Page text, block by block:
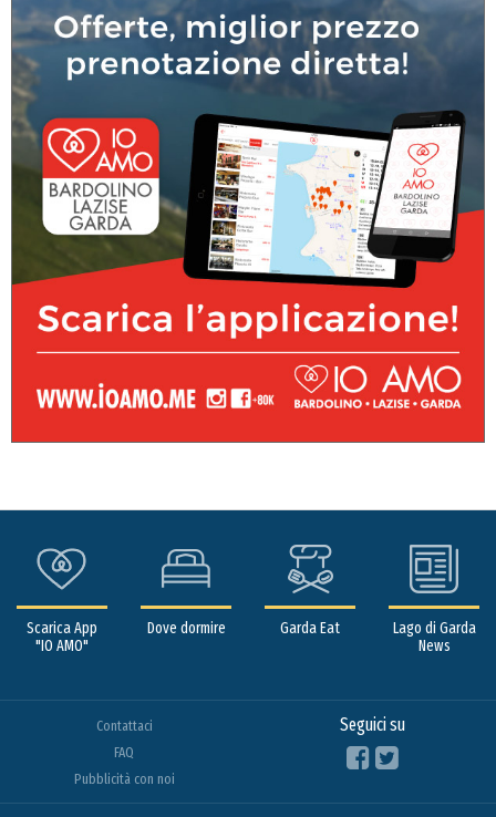
Scarica App
"IO AMO"
Dove dormire Garda Eat
Lago di Garda
News
Contattaci
FAQ
Pubblicità con noi
Seguici su